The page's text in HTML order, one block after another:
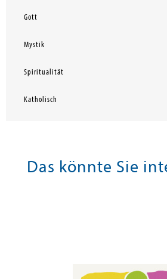
Gott
Mystik
Spiritualität
Katholisch
Das könnte Sie